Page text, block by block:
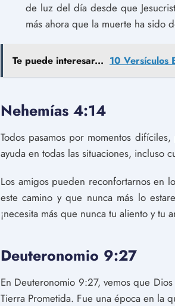
de luz del día desde que
más ahora que la muerte ha sido
Te puede interesar... 10 Versículos
Nehemías 4:14
Todos pasamos por momentos
ayuda en todas las situaciones, incluso
Los amigos pueden reconfortarnos en
este camino y que nunca más lo
¡necesita más que nunca tu aliento y
Deuteronomio 9:27
En Deuteronomio 9:27, vemos que
Tierra Prometida. Fue una época en la